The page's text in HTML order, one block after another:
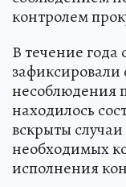
контролем
В течение года
зафиксировали
несоблюдения
находилось
вскрыты
необходимых
исполнения